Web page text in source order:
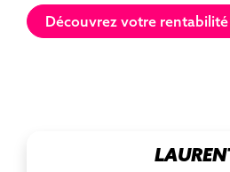
Découvrez votre rentabilité